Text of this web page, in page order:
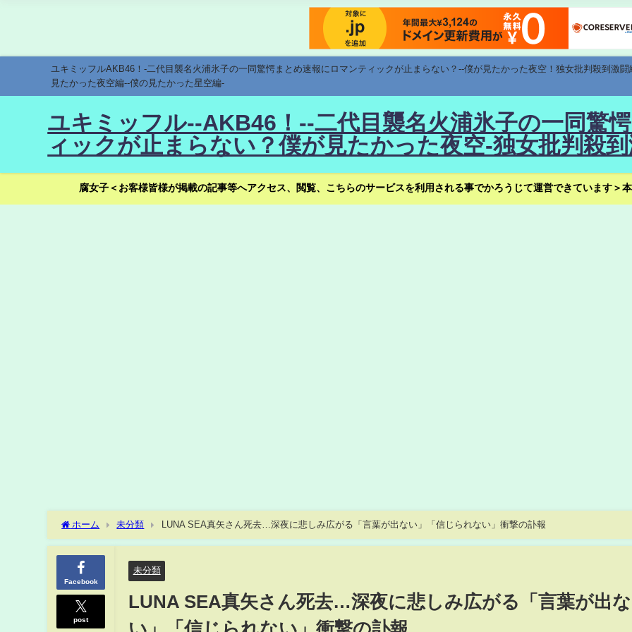
ユキミッフルAKB46！-二代目襲名火浦氷子の一同驚愕まとめ速報にロマンティックが止まらない？--僕が見たかった夜空！独女批判殺到激
見たかった夜空編--僕の見たかった星空編-
ユキミッフル--AKB46！--二代目襲名火浦氷子の一同驚
ィックが止まらない？僕が見たかった夜空-独女批判殺
腐女子＜お客様皆様が掲載の記事等へアクセス、閲覧、こちらのサービスを利用される事でかろうじて運営できています＞
ホーム 未分類 LUNA SEA真矢さん死去…深夜に悲しみ広がる「言葉が出ない」「信じられない」衝撃の訃報
Facebook
post
未分類
LUNA SEA真矢さん死去…深夜に悲しみ広がる「言葉が出な